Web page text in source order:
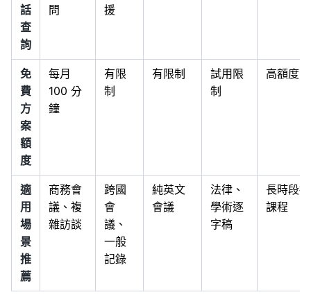
話
查
詢
問
援
免
費
方
案
額
度
每月
100 分
鐘
有限
制
有限制
試用限
制
高額度
適
用
場
景
推
薦
商務會
議、複
雜訪談
跨國
會
議、
一般
記錄
純英文
會議
法律、
學術逐
字稿
長時段
課程